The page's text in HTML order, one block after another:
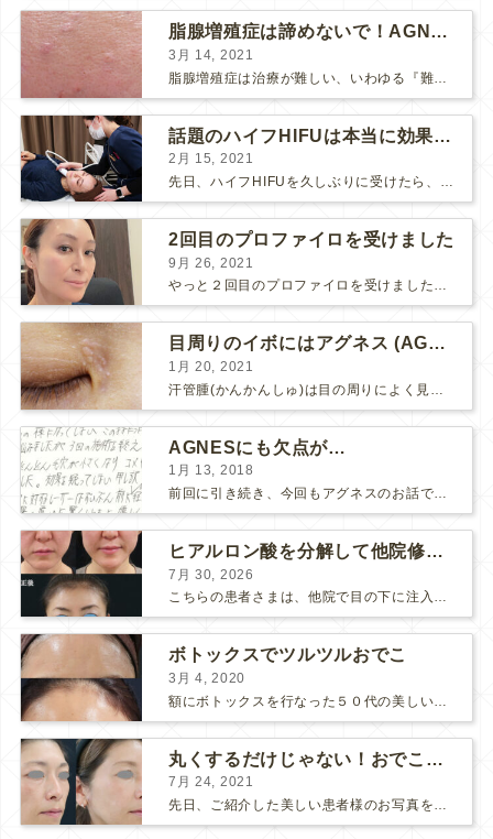
脂腺増殖症は諦めないで！AGNESアグネス治療でツルツル肌に！
3月 14, 2021
話題のハイフHIFUは本当に効果があるのか？
2月 15, 2021
先日、ハイフHIFUを久しぶりに受けたら、顔の調子がとても良い感じです♪ 私はハイフHIFU後はいつも３日位、人には気付かれない程度に軽く腫れて、その後、グングンと顔が引き締まります。 ...
2回目のプロファイロを受けました
9月 26, 2021
やっと２回目のプロファイロを受けました。 ↑ 写真はプロファイロ翌日です。 この距離の写真では凹凸は映らないですし、 実物も、首がよく見ると凹凸が残っている位で、 それも３日で...
目周りのイボにはアグネス (AGNES）が効く！（ほぼ）ノーダウンタイムのイボ治療
1月 20, 2021
AGNESにも欠点が…
1月 13, 2018
前回に引き続き、今回もアグネスのお話です。 AGNESはとっても良い治療である一方、 欠点もいくつかありますので、そちらもお話ししておきますね。 AGNESの欠点 1. ダウンタイム A...
ヒアルロン酸を分解して他院修正（目の下のチンダル現象とその補正）
7月 30, 2026
こちらの患者さまは、他院で目の下に注入したヒアルロン酸がチンダル現象を起こしていたため、 ヒアルロン酸を分解する薬（ヒアルロニダーゼ）で分解してから 改めてヒアルロン酸を入れ直しました。 ...
ボトックスでツルツルおでこ
3月 4, 2020
丸くするだけじゃない！おでこのヒアルロン酸注射
7月 24, 2021
先日、ご紹介した美しい患者様のお写真を使わせていただいて、おでこのヒアルロン酸注射について説明します。 （≫ 写真の患者様の経過はこちら『２年間で若返って綺麗になられた患者様』） なぜおでこに...